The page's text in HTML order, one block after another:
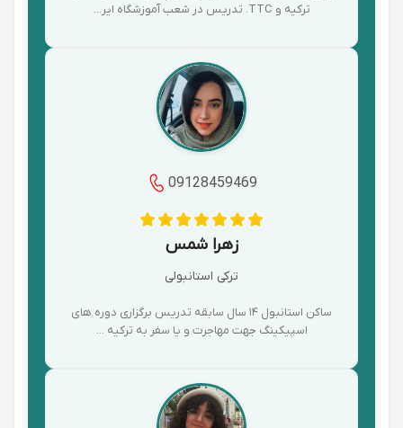
ترکیه و TTC. تدریس در شعب آموزشگاه ایر...
09128459469
زهرا شمس
ترکی استانبولی
ساکن استانبول ۱۴ سال سابقه تدریس برگزاری دوره های
اسپیکینگ جهت مهاجرت و یا سفر به ترکیه ...